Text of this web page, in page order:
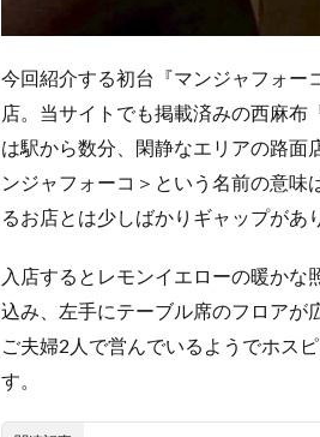
今回紹介する初台『マンジャフォー
店。当サイトでも掲載済みの西麻布
は駅から数分、閑静なエリアの路面
ンジャフォーコ＞という名前の意
るお店とは少しばかりギャップがあ
入店するとレモンイエローの暖か
込み、左手にテーブル席のフロアが
ご夫婦2人で営んでいるようでホス
す。